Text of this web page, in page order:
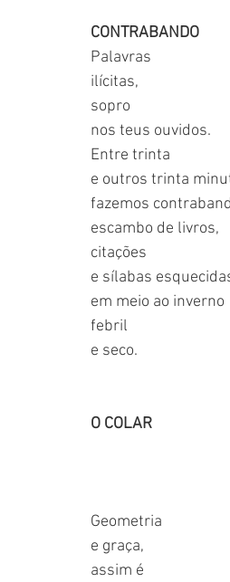
CONTRABANDO
Palavras
ilícitas,
sopro
nos teus ouvidos.
Entre trinta
e outros trinta
fazemos
escambo de livros,
citações
e sílabas
em meio ao inverno
febril
e seco.
O COLAR
Geometria
e graça,
assim é